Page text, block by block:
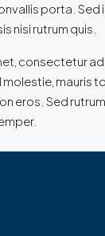
porta. Sed
nisi rutrum quis.
consectetur
mauris
eros. Sed